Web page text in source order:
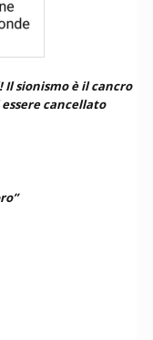
Il sionismo è il cancro
cancellato